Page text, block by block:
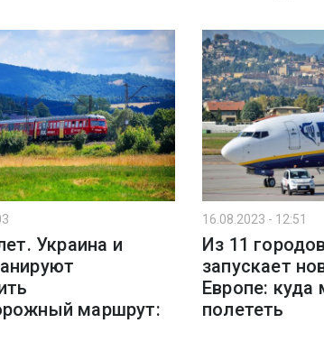
Украина и
маршрут:
16.08.2023 - 12:51
Из 11
запускает
Европе:
полететь